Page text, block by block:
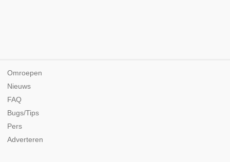
Omroepen
Nieuws
FAQ
Bugs/Tips
Pers
Adverteren